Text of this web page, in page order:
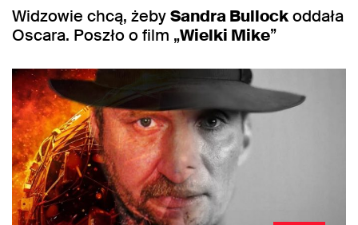
Widzowie chcą, żebySandra Bullockoddała
Oscara. Poszło o film „Wielki Mike”